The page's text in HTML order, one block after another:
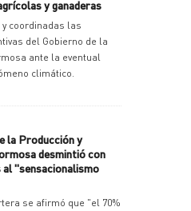
y ganaderas
coordinadas las
del Gobierno de la
ante la eventual
climático.
la Producción y
desmintió con
"sensacionalismo
se afirmó que "el 70%